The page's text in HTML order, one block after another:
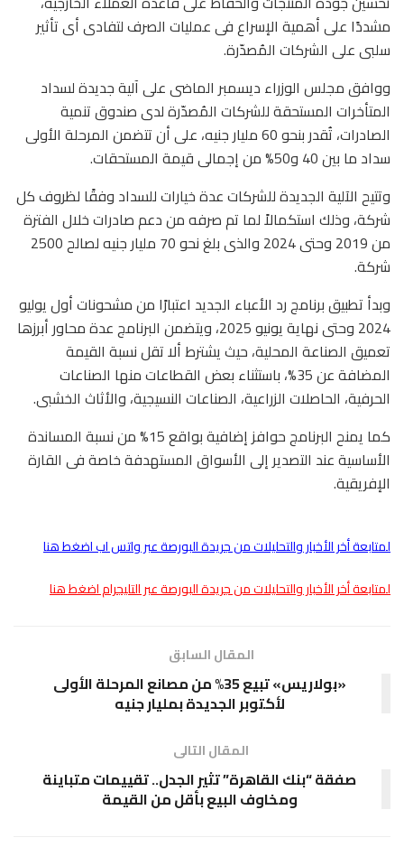
مشددًا على أهمية الإسراع فى عمليات الصرف لتفادى أى تأثير
سلبى على الشركات المُصدّرة.
ووافق مجلس الوزراء ديسمبر الماضى على آلية جديدة لسداد
المتأخرات المستحقة للشركات المُصدّرة لدى صندوق تنمية
الصادرات، تُقدر بنحو 60 مليار جنيه، على أن تتضمن المرحلة الأولى
سداد ما بين 40 و50% من إجمالى قيمة المستحقات.
وتتيح الآلية الجديدة للشركات عدة خيارات للسداد وفقًا لظروف كل
شركة، وذلك استكمالاً لما تم صرفه من دعم صادرات خلال الفترة
من 2019 وحتى 2024 والذى بلغ نحو 70 مليار جنيه لصالح 2500
شركة.
وبدأ تطبيق برنامج رد الأعباء الجديد اعتبارًا من مشحونات أول يوليو
2024 وحتى نهاية يونيو 2025، ويتضمن البرنامج عدة محاور أبرزها
تعميق الصناعة المحلية، حيث يشترط ألا تقل نسبة القيمة
المضافة عن 35%، باستثناء بعض القطاعات منها الصناعات
الحرفية، الحاصلات الزراعية، الصناعات النسيجية، والأثاث الخشبى.
كما يمنح البرنامج حوافز إضافية بواقع 15% من نسبة المساندة
الأساسية عند التصدير إلى الأسواق المستهدفة خاصة فى القارة
الإفريقية.
لمتابعة أخر الأخبار والتحليلات من جريدة البورصة عبر واتس اب اضغط هنا
لمتابعة أخر الأخبار والتحليلات من جريدة البورصة عبر التليجرام اضغط هنا
المقال السابق
«بولاريس» تبيع 35% من مصانع المرحلة الأولى
لأكتوبر الجديدة بمليار جنيه
المقال التالى
صفقة “بنك القاهرة” تثير الجدل.. تقييمات متباينة
ومخاوف البيع بأقل من القيمة